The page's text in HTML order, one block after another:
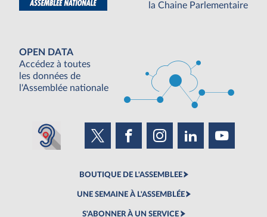
la Chaine Parlementaire
OPEN DATA
Accédez à toutes
les données de
l'Assemblée nationale
BOUTIQUE DE L'ASSEMBLEE
UNE SEMAINE À L'ASSEMBLÉE
S'ABONNER À UN SERVICE